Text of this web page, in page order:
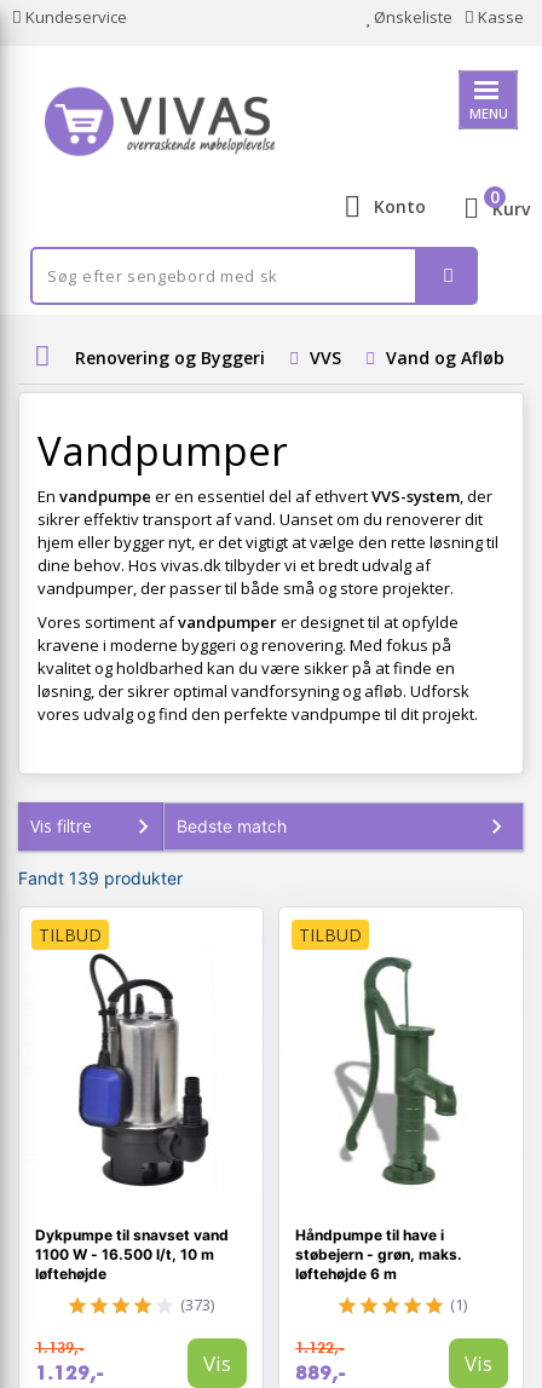
Kundeservice Ønskeliste Kasse
MENU
Konto Kurv
0
Renovering og Byggeri VVS Vand og Afløb
Vandpumper
En vandpumpe er en essentiel del af ethvertVVS-system, der
sikrer effektiv transport af vand. Uanset om du renoverer dit
hjem eller bygger nyt, er det vigtigt at vælge den rette løsning til
dine behov. Hos vivas.dk tilbyder vi et bredt udvalg af
vandpumper, der passer til både små og store projekter.
Vores sortiment afvandpumperer designet til at opfylde
kravene i moderne byggeri og renovering. Med fokus på
kvalitet og holdbarhed kan du være sikker på at finde en
løsning, der sikrer optimal vandforsyning og afløb. Udforsk
vores udvalg og find den perfekte vandpumpe til dit projekt.
Vis filtre
Fandt 139 produkter
TILBUD
Dykpumpe til snavset vand
1100 W - 16.500 l/t, 10 m
løftehøjde
(373)
1.139,-
1.129,- Vis
TILBUD
Håndpumpe til have i
støbejern - grøn, maks.
løftehøjde 6 m
(1)
1.122,-
889,- Vis